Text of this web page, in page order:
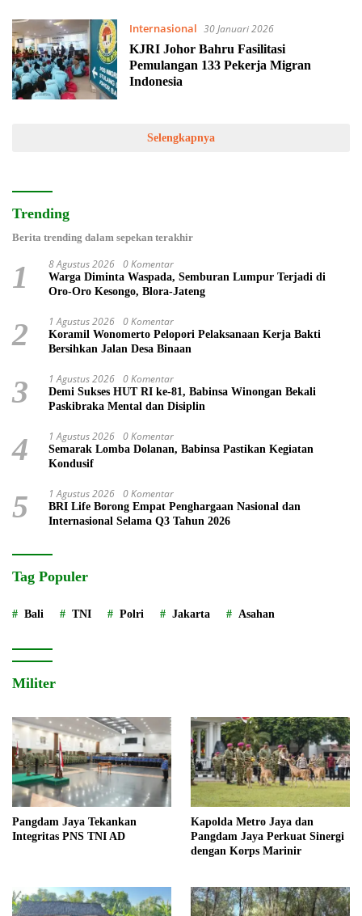
Internasional 30 Januari 2026
KJRI Johor Bahru Fasilitasi
Pemulangan 133 Pekerja Migran
Indonesia
Selengkapnya
Trending
Berita trending dalam sepekan terakhir
1 8 Agustus 2026 0 Komentar
Warga Diminta Waspada, Semburan Lumpur Terjadi di
Oro-Oro Kesongo, Blora-Jateng
2 1 Agustus 2026 0 Komentar
Koramil Wonomerto Pelopori Pelaksanaan Kerja Bakti
Bersihkan Jalan Desa Binaan
3 1 Agustus 2026 0 Komentar
Demi Sukses HUT RI ke-81, Babinsa Winongan Bekali
Paskibraka Mental dan Disiplin
4 1 Agustus 2026 0 Komentar
Semarak Lomba Dolanan, Babinsa Pastikan Kegiatan
Kondusif
5 1 Agustus 2026 0 Komentar
BRI Life Borong Empat Penghargaan Nasional dan
Internasional Selama Q3 Tahun 2026
Tag Populer
Bali TNI Polri Jakarta Asahan
Militer
Pangdam Jaya Tekankan
Integritas PNS TNI AD
Kapolda Metro Jaya dan
Pangdam Jaya Perkuat Sinergi
dengan Korps Marinir